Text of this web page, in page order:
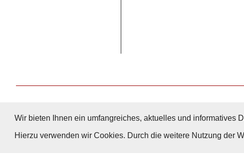
Wir bieten Ihnen ein umfangreiches, aktuelles und informatives
Hierzu verwenden wir Cookies. Durch die weitere Nutzung der